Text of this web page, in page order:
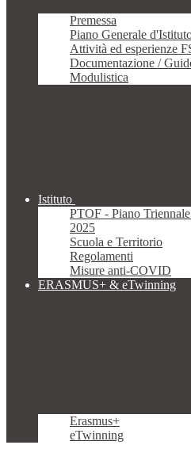
Premessa
Piano Generale
Attività ed esperienze
Documentazione /
Modulistica
Istituto
PTOF - Piano
2025
Scuola e Territorio
Regolamenti
Misure anti-COVID
ERASMUS+ & eTwinning
Erasmus+
eTwinning